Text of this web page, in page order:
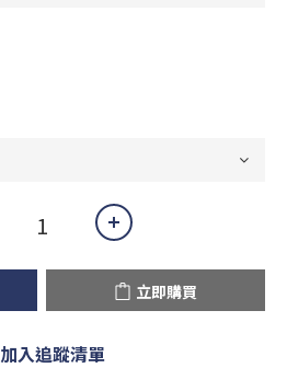
立即購買
加入追蹤清單